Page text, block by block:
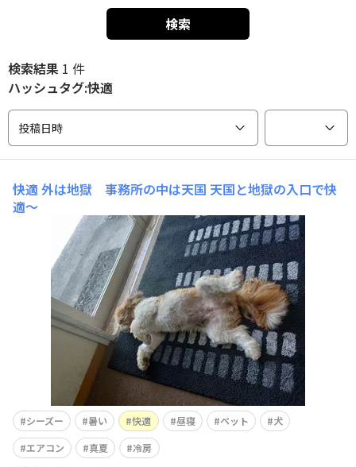
検索
検索結果 1 件
ハッシュタグ:快適
投稿日時
快適外は地獄 事務所の中は天国 天国と地獄の入口で快
適〜
シーズー 暑い 快適 昼寝 ペット
犬
エアコン
真夏 冷房